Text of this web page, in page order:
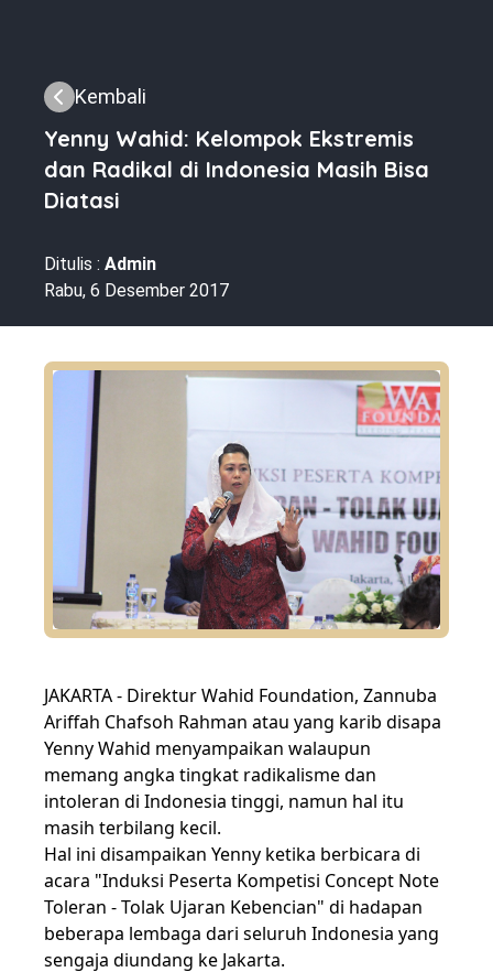
Kembali
Yenny Wahid: Kelompok Ekstremis
dan Radikal di Indonesia Masih Bisa
Diatasi
Ditulis : Admin
Rabu, 6 Desember 2017
JAKARTA - Direktur Wahid Foundation, Zannuba
Ariffah Chafsoh Rahman atau yang karib disapa
Yenny Wahid menyampaikan walaupun
memang angka tingkat radikalisme dan
intoleran di Indonesia tinggi, namun hal itu
masih terbilang kecil.
Hal ini disampaikan Yenny ketika berbicara di
acara "Induksi Peserta Kompetisi Concept Note
Toleran - Tolak Ujaran Kebencian" di hadapan
beberapa lembaga dari seluruh Indonesia yang
sengaja diundang ke Jakarta.